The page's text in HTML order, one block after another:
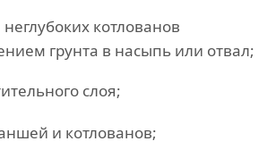
котлованов
грунта в насыпь или отвал;
слоя;
и котлованов;